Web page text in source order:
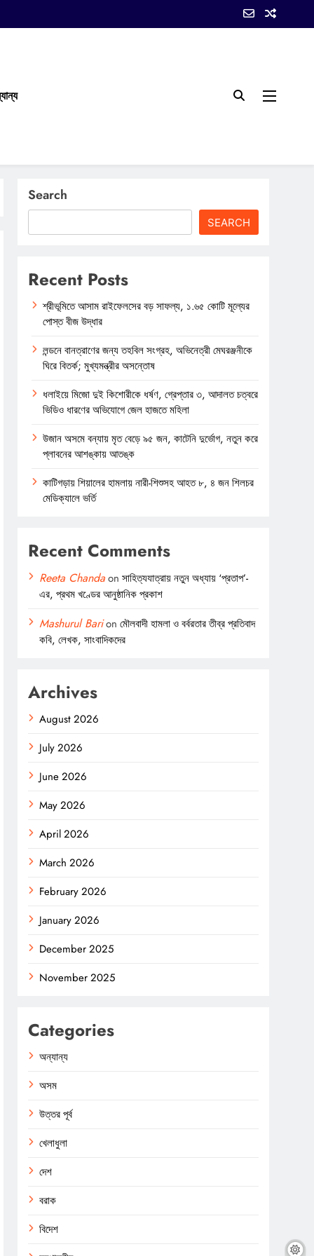
Search
SEARCH
Recent Posts
শ্রীভূমিতে আসাম রাইফেলসের বড় সাফল্য, ১.৬৫ কোটি মূল্যের
পোস্ত বীজ উদ্ধার
লন্ডনে বানত্রাণের জন্য তহবিল সংগ্রহ, অভিনেত্রী মেঘরঞ্জনীকে
ঘিরে বিতর্ক; মুখ্যমন্ত্রীর অসন্তোষ
ধলাইয়ে মিজো দুই কিশোরীকে ধর্ষণ, গ্রেপ্তার ৩, আদালত চত্বরে
ভিডিও ধারণের অভিযোগে জেল হাজতে মহিলা
উজান অসমে বন্যায় মৃত বেড়ে ৯৫ জন, কাটেনি দুর্ভোগ, নতুন করে
প্লাবনের আশঙ্কায় আতঙ্ক
কাটিগড়ায় শিয়ালের হামলায় নারী-শিশুসহ আহত ৮, ৪ জন শিলচর
মেডিক্যালে ভর্তি
Recent Comments
Reeta Chandaonসাহিত্যযাত্রায় নতুন অধ্যায় ‘প্রতাপ’-
এর, প্রথম খণ্ডের আনুষ্ঠানিক প্রকাশ
Mashurul Barionমৌলবাদী হামলা ও বর্বরতার তীব্র প্রতিবাদ
কবি, লেখক, সাংবাদিকদের
Archives
August 2026
July 2026
June 2026
May 2026
April 2026
March 2026
February 2026
January 2026
December 2025
November 2025
Categories
অন্যান্য
অসম
উত্তর পূর্ব
খেলাধুলা
দেশ
বরাক
বিদেশ